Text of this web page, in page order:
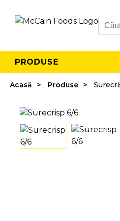
PRODUSE
Acasă Produse